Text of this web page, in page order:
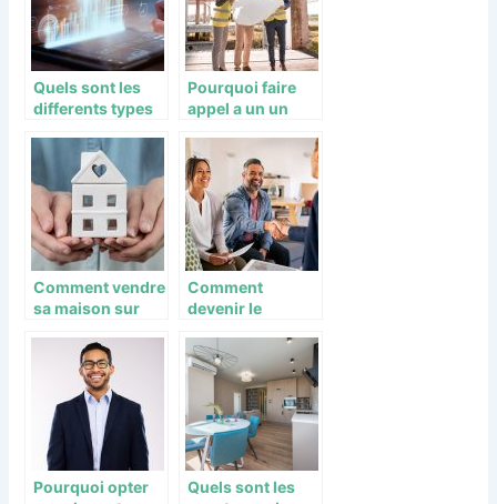
Quels sont les
differents types
ligne ?
Pourquoi faire
appel a un un
amenageur
foncier ?
Comment vendre
sa maison sur
gratuitement ?
Comment
devenir le
bien immobilier ?
Pourquoi opter
Quels sont les